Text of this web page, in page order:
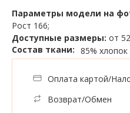
Параметры модели на
Рост 166;
Доступные размеры: от
Состав ткани: 85% хлопок
Оплата картой/
Возврат/Обмен